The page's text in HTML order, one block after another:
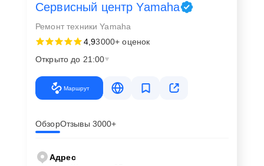
Сервисный центр Yamaha
Ремонт техники Yamaha
4,93000+ оценок
Открыто до 21:00
Маршрут
ОбзорОтзывы 3000+
Адрес